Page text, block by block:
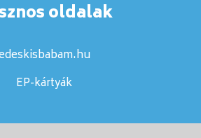
oldalak
EP-kártyák